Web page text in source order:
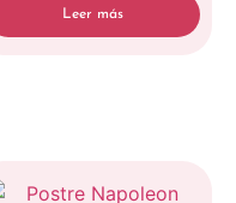
Leer más